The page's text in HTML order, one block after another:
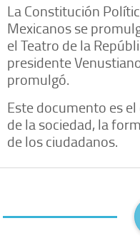
La Constitución
Mexicanos se
el Teatro de la
presidente
promulgó.
Este documento es
de la sociedad, la
de los ciudadanos.